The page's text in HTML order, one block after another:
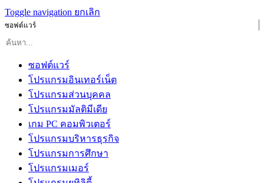
Toggle navigation ยกเลิก
ซอฟต์แวร์
ซอฟต์แวร์
โปรแกรมอินเทอร์เน็ต
โปรแกรมส่วนบุคคล
โปรแกรมมัลติมีเดีย
เกม PC คอมพิวเตอร์
โปรแกรมบริหารธุรกิจ
โปรแกรมการศึกษา
โปรแกรมเมอร์